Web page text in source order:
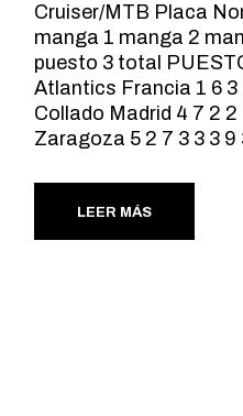
Cruiser/MTB Placa
manga 1 manga 2
puesto 3 total
Atlantics Francia 1 6 3
Collado Madrid 4 7 2
Zaragoza 5 2 7 3 3 3 9
LEER MÁS